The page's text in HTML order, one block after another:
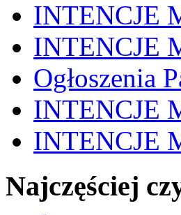
INTENCJE
INTENCJE
Ogłoszenia
INTENCJE
INTENCJE
Najczęściej